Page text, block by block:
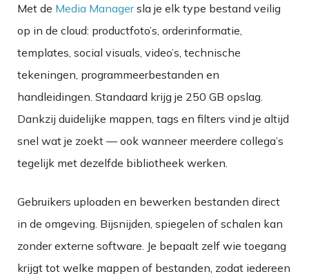
Met de Media Managersla je elk type bestand veilig
op in de cloud: productfoto’s, orderinformatie,
templates, social visuals, video’s, technische
tekeningen, programmeerbestanden en
handleidingen. Standaard krijg je 250 GB opslag.
Dankzij duidelijke mappen, tags en filters vind je altijd
snel wat je zoekt — ook wanneer meerdere collega’s
tegelijk met dezelfde bibliotheek werken.
Gebruikers uploaden en bewerken bestanden direct
in de omgeving. Bijsnijden, spiegelen of schalen kan
zonder externe software. Je bepaalt zelf wie toegang
krijgt tot welke mappen of bestanden, zodat iedereen